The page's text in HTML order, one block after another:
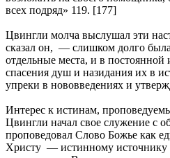
всех подряд» 119. [177]
Цвингли молча выслушал эти
сказал он, — слишком долго была
отдельные места, и в
спасения душ и назидания их в
упреки в нововведениях и
Интерес к истинам,
Цвингли начал свое служение с
проповедовал Слово Божье как
Христу — истинному источнику